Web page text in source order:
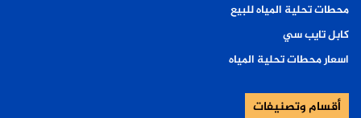
محطات تحلية المياه للبيع
كابل تايب سي
اسعار محطات تحلية المياه
أقسام وتصنيفات